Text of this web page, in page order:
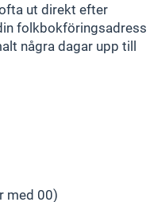
ut direkt efter
folkbokföringsadress
några dagar upp till
med 00)